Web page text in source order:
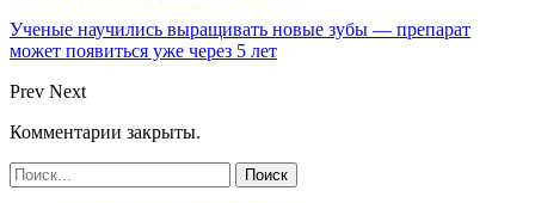
Ученые научились выращивать новые зубы — препарат
может появиться уже через 5 лет
Prev Next
Комментарии закрыты.